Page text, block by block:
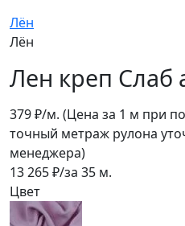
Лён
Лён
Лен креп Слаб
379₽/м. (Цена за 1 м при
точный метраж рулона
менеджера)
13 265₽/за 35 м.
Цвет